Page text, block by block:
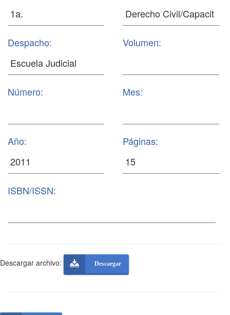
Despacho: Volumen:
Número: Mes:
Año: Páginas:
ISBN/ISSN:
Descargar archivo: Descargar